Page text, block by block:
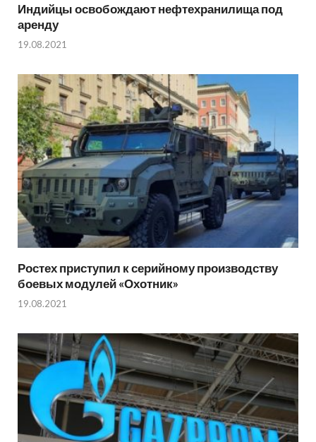
Индийцы освобождают нефтехранилища под
аренду
19.08.2021
Ростех приступил к серийному производству
боевых модулей «Охотник»
19.08.2021